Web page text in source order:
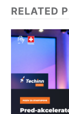
RELATED